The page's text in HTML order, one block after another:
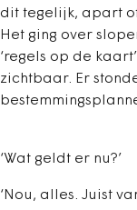
dit tegelijk, apart
Het ging over
‘regels op de
zichtbaar. Er
‘Wat geldt er nu?’
‘Nou, alles. Juist